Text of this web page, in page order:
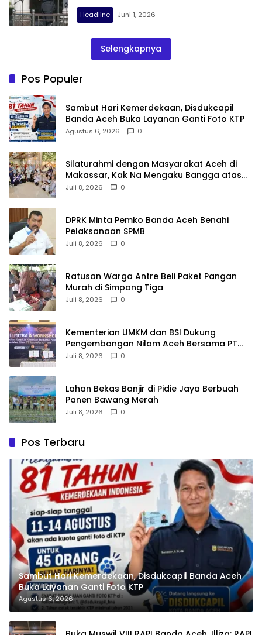
Headline Juni 1, 2026
Selengkapnya
Pos Populer
Sambut Hari Kemerdekaan, Disdukcapil
Banda Aceh Buka Layanan Ganti Foto KTP
Agustus 6, 2026 0
Silaturahmi dengan Masyarakat Aceh di
Makassar, Kak Na Mengaku Bangga atas
Kekompakan Perantau Aceh
Juli 8, 2026 0
DPRK Minta Pemko Banda Aceh Benahi
Pelaksanaan SPMB
Juli 8, 2026 0
Ratusan Warga Antre Beli Paket Pangan
Murah di Simpang Tiga
Juli 8, 2026 0
Kementerian UMKM dan BSI Dukung
Pengembangan Nilam Aceh Bersama PT
Razma Agro Jayana
Juli 8, 2026 0
Lahan Bekas Banjir di Pidie Jaya Berbuah
Panen Bawang Merah
Juli 8, 2026 0
Pos Terbaru
Sambut Hari Kemerdekaan, Disdukcapil Banda Aceh
Buka Layanan Ganti Foto KTP
Agustus 6, 2026